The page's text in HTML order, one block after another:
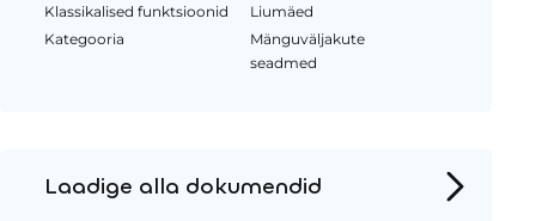
Klassikalised funktsioonid
Liumäed
Kategooria
Mänguväljakute
seadmed
Laadige alla dokumendid